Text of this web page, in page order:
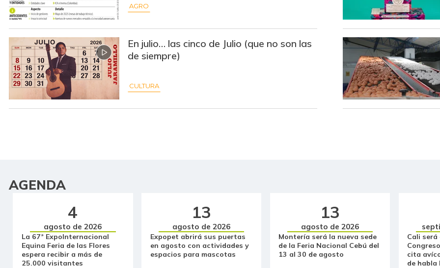
Arveja verde en vaina
Arveja verde seca
Atún en lata
Avena en hojuelas
Badea
Bagre rayado en postas
congelado
Bagre rayado entero
AGRO
En julio… las cinco de Julio (que no son las
de siempre)
CULTURA
AGENDA
4
agosto de 2026
La 67ª ExpoInternacional
Equina Feria de las Flores
espera recibir a más de
25.000 visitantes
13
agosto de 2026
Expopet abrirá sus puertas
en agosto con actividades y
espacios para mascotas
13
agosto de 2026
Montería será la nueva sede
de la Feria Nacional Cebú del
13 al 30 de agosto
Cali será
cita
de habla